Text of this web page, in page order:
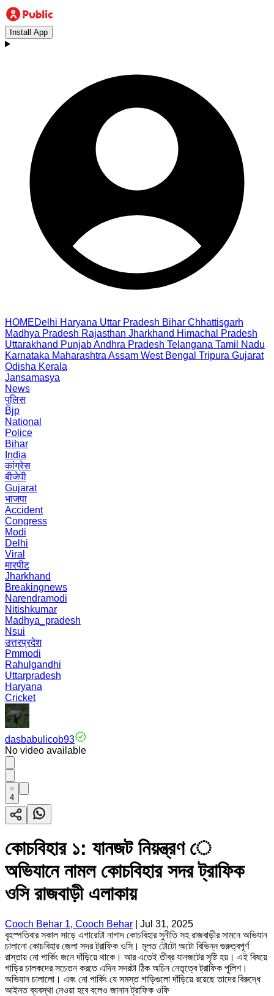
Install App
HOMEDelhi Haryana Uttar Pradesh Bihar Chhattisgarh
Madhya Pradesh Rajasthan Jharkhand Himachal Pradesh
Uttarakhand PunjabAndhra Pradesh Telangana Tamil Nadu
Karnataka Maharashtra Assam West Bengal Tripura Gujarat
Odisha Kerala
Jansamasya
News
पुलिस
Bjp
National
Police
Bihar
India
कांग्रेस
बीजेपी
Gujarat
भाजपा
Accident
Congress
Modi
Delhi
Viral
मारपीट
Jharkhand
Breakingnews
Narendramodi
Nitishkumar
Madhya_pradesh
Nsui
उत्तरप्रदेश
Pmmodi
Rahulgandhi
Uttarpradesh
Haryana
Cricket
dasbabulicob93
No video available
4
কোচবিহার ১: যানজট নিয়ন্ত্রণ ে
অভিযানে নামল কোচবিহার সদর ট্রাফিক
ওসি রাজবাড়ী এলাকায়
Cooch Behar 1, Cooch Behar
Jul 31, 2025
বৃহস্পতিবার সকাল সাড়ে এগারোটা নাগাদ কোচবিহার সুনীতি সহ রাজবাড়ীর সামনে অভিযান
চালানো কোচবিহার জেলা সদর ট্রাফিক ওসি। মূলত টোটো অটো বিভিন্ন গুরুত্বপূর্ণ
রাস্তায় নো পার্কিং জনে দাঁড়িয়ে থাকে। আর এতেই তীব্র যানজটের সৃষ্টি হয়। এই বিষয়ে
গাড়ির চালকদের সচেতন করতে এদিন সদরটা ঠিক অচিন নেতৃত্বে ট্রাফিক পুলিশ।
অভিযান চালালো। এবং নো পার্কিং যে সমস্ত গাড়িগুলো দাঁড়িয়ে রয়েছে তাদের বিরুদ্ধে
আইনত ব্যবস্থা নেওয়া হবে বলেও জানান ট্রাফিক ওফি